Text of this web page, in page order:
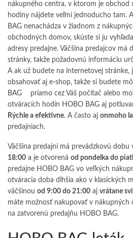
nákupného centra, v ktorom je obchod
hodiny nájdete veľmi jednoducho tam.
BAG nenachádza v žiadnom z
obchodných domov, skúste si ju
adresy predajne. Väčšina predajcov má
stránky, takže požadovnú informáciu
A ak už budete na internetovej stránke,
obsahovať aj e-shop, takže si budete
BAG
priamo cez Váš počítač alebo
otváracích hodín HOBO BAG aj
Rýchle a efektívne. A často aj onmoho
predajniach.
Väčšina predajní má prevádzkovú dobu
18:00 a je otvorená od pondelka do
predajne HOBO BAG vo veľkých
otváracia doba dlhšia ako v klasických
väčšinou od 9:00 do 21:00 aj vrátane
máte možnosť nakupovať v nákupných
na zatvorenú predajňu HOBO BAG.